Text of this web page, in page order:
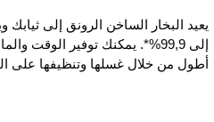
يعيد البخار الساخن الرونق إلى
إلى 99,9%*. يمكنك توفير الوقت
أطول من خلال غسلها وتنظيفها على